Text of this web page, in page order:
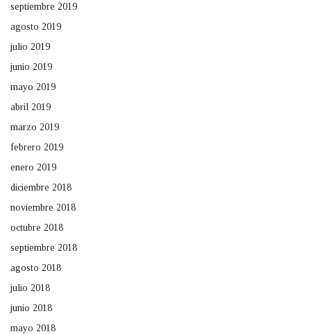
septiembre 2019
agosto 2019
julio 2019
junio 2019
mayo 2019
abril 2019
marzo 2019
febrero 2019
enero 2019
diciembre 2018
noviembre 2018
octubre 2018
septiembre 2018
agosto 2018
julio 2018
junio 2018
mayo 2018